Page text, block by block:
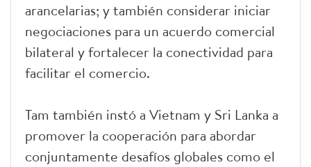
arancelarias; y también considerar iniciar
negociaciones para un acuerdo comercial
bilateral y fortalecer la conectividad para
facilitar el comercio.
Tam también instó a Vietnam y Sri Lanka a
promover la cooperación para abordar
conjuntamente desafíos globales como el